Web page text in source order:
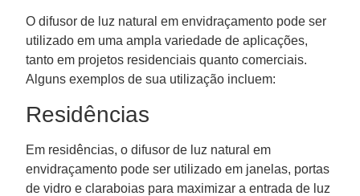
O difusor de luz natural em envidraçamento pode ser
utilizado em uma ampla variedade de aplicações,
tanto em projetos residenciais quanto comerciais.
Alguns exemplos de sua utilização incluem:
Residências
Em residências, o difusor de luz natural em
envidraçamento pode ser utilizado em janelas, portas
de vidro e claraboias para maximizar a entrada de luz